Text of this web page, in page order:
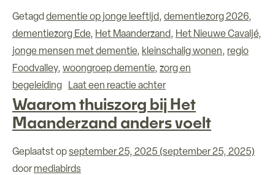
Getagd dementie op jonge leeftijd, dementiezorg 2026,
dementiezorg Ede, Het Maanderzand, Het Nieuwe Cavaljé,
jonge mensen met dementie, kleinschalig wonen, regio
Foodvalley, woongroep dementie, zorg en
begeleiding
Laat een reactie achterop Nieuwe woongroep
Waarom thuiszorg bij Het
Maanderzand anders voelt
Geplaatst opseptember 25, 2025 (september 25, 2025)
door mediabirds